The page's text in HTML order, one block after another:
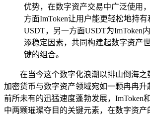
优势，在数字资产交易中广泛使用
方面ImToken让用户能更轻松地持有
USDT，另一方面USDT为ImToken
添稳定因素，共同构建起数字资产
键的组合。
在当今这个数字化浪潮以排山倒海之
加密货币与数字资产领域宛如一颗冉冉升
前所未有的迅猛速度蓬勃发展，ImToken和
中两颗璀璨夺目的关键元素，在数字资